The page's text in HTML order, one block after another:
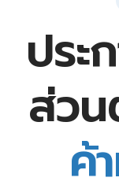
ประ
ส่ว
ค้